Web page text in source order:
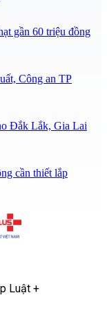
gần 60 triệu đồng
Công an TP
Đắk Lắk, Gia Lai
cần thiết lắp
Luật +